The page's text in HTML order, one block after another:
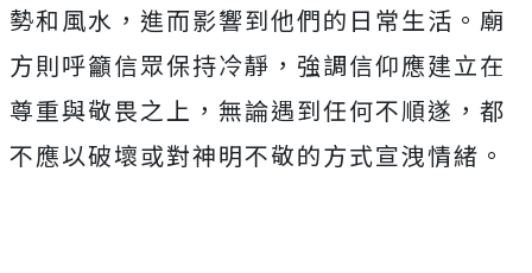
勢和風水，進而影響到他們的日常生活。廟
方則呼籲信眾保持冷靜，強調信仰應建立在
尊重與敬畏之上，無論遇到任何不順遂，都
不應以破壞或對神明不敬的方式宣洩情緒。